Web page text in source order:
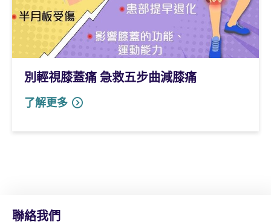
別輕視膝蓋痛 急救五步曲減膝痛
了解更多
聯絡我們